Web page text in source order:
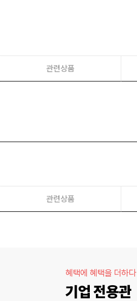
관련상품
관련상품
혜택에 혜택을 더하다
기업 전용관